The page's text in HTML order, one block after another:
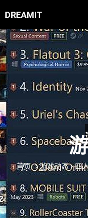
首页 游戏动态
四